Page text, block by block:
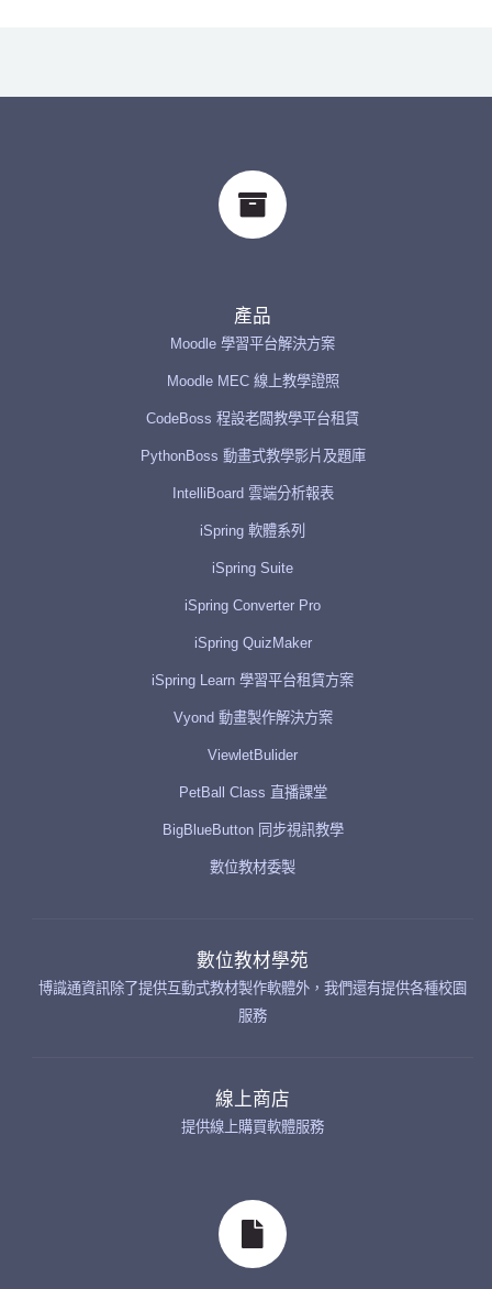
產品
Moodle 學習平台解決方案
Moodle MEC 線上教學證照
CodeBoss 程設老闆教學平台租賃
PythonBoss 動畫式教學影片及題庫
IntelliBoard 雲端分析報表
iSpring 軟體系列
iSpring Suite
iSpring Converter Pro
iSpring QuizMaker
iSpring Learn 學習平台租賃方案
Vyond 動畫製作解決方案
ViewletBulider
PetBall Class 直播課堂
BigBlueButton 同步視訊教學
數位教材委製
數位教材學苑
博識通資訊除了提供互動式教材製作軟體外，我們還有提供各種校園
服務
線上商店
提供線上購買軟體服務